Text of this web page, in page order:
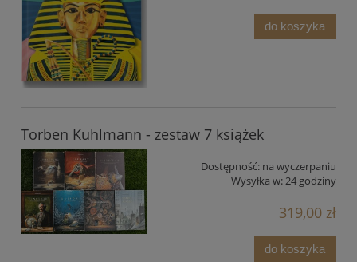
do koszyka
Torben Kuhlmann - zestaw 7 książek
Dostępność: na wyczerpaniu
Wysyłka w:24 godziny
319,00 zł
do koszyka